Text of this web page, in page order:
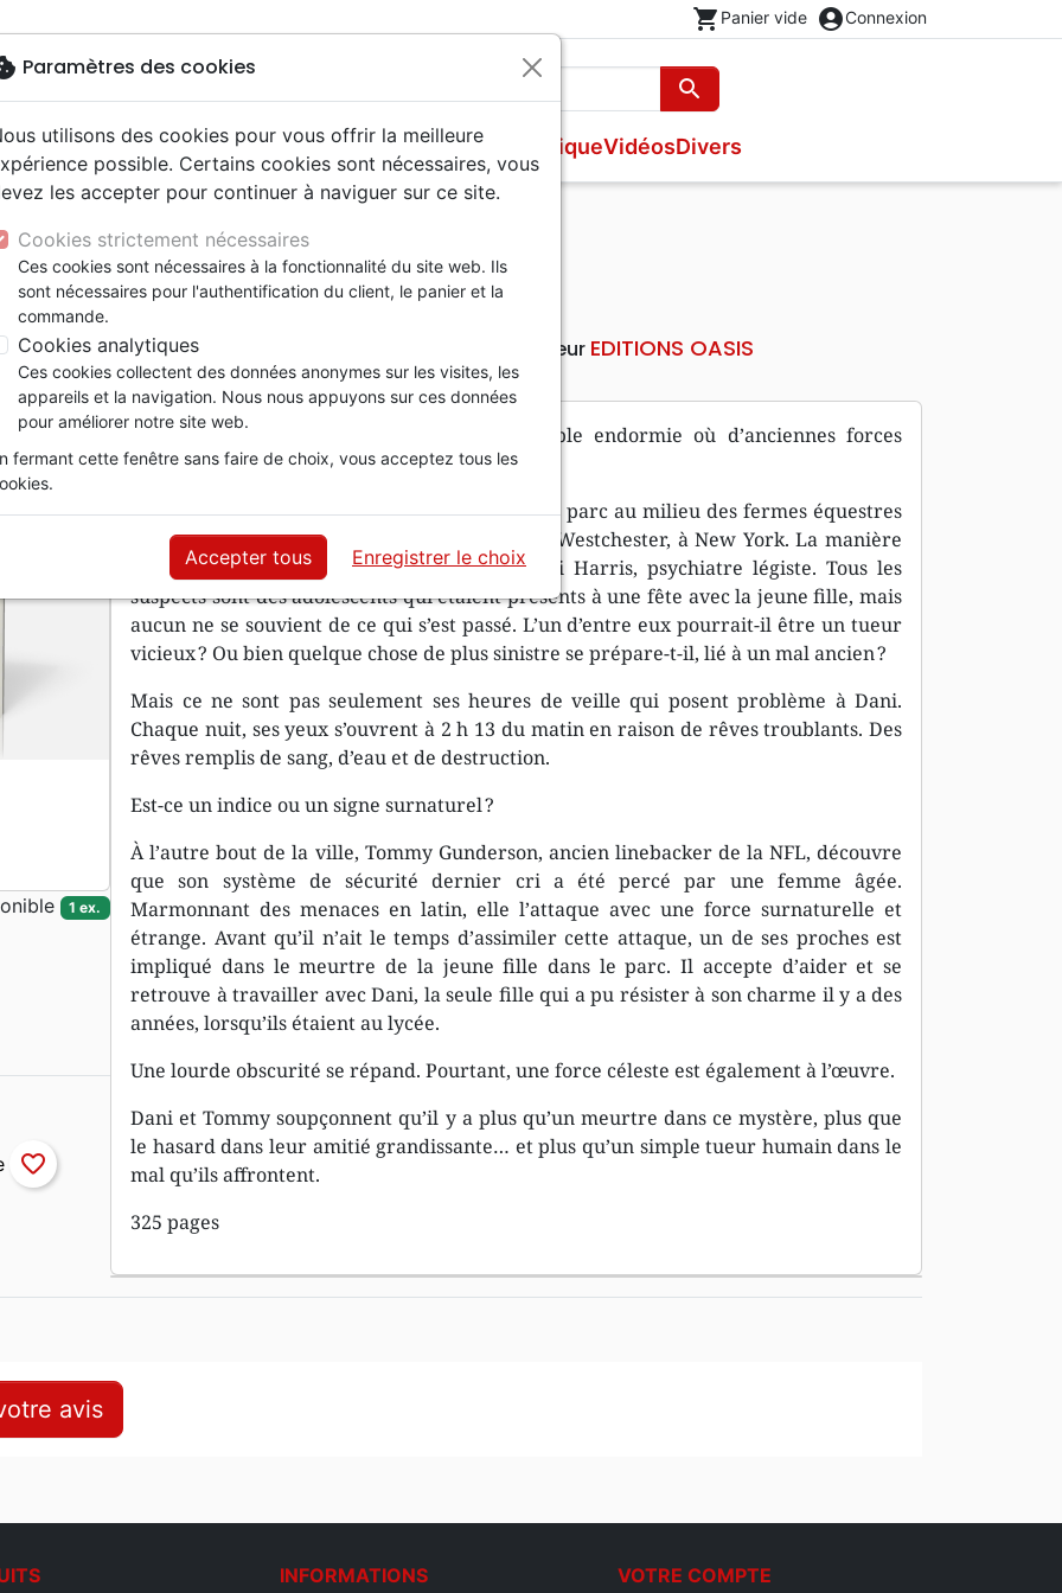
shopping_cart Panier vide account_circleConnexion
search
Rechercher
NouveautésBibles
courant
Français fondamental
Autres versions
Bibles d'étude
Bibles audio
Livres
société, politique
adoration, louange
santé
Famille, couple
Israël, Messianique
Evangelisation
Témoignages, biographies
Jeunesse
ans
jeunes
Enseignement jeunesse
Livres d'activités
CD Jeunesse
Musique
hop
Noël, Musique de fête
Jeunesse
Compilations
Vidéos
vraies, témoignages
reportages
Concerts, spectacles
Enseignement, conférences
Divers
cadeaux
Accessoires de Bible
Heures de réveil
Référence Editeur EDITIONS OASIS
Description Détails du produit
Bienvenue à East Salem. Une ville qui semble endormie où d’anciennes forces
surnaturelles se réveillent.
Une lycéenne est retrouvée assassinée dans un parc au milieu des fermes équestres
et des riches demeures du nord du comté de Westchester, à New York. La manière
choquante dont elle a été tuée intrigue Dani Harris, psychiatre légiste. Tous les
suspects sont des adolescents qui étaient présents à une fête avec la jeune fille, mais
aucun ne se souvient de ce qui s’est passé. L’un d’entre eux pourrait-il être un tueur
vicieux ? Ou bien quelque chose de plus sinistre se prépare-t-il, lié à un mal ancien ?
Mais ce ne sont pas seulement ses heures de veille qui posent problème à Dani.
Chaque nuit, ses yeux s’ouvrent à 2 h 13 du matin en raison de rêves troublants. Des
rêves remplis de sang, d’eau et de destruction.
Est-ce un indice ou un signe surnaturel ?
À l’autre bout de la ville, Tommy Gunderson, ancien linebacker de la NFL, découvre
que son système de sécurité dernier cri a été percé par une femme âgée.
Marmonnant des menaces en latin, elle l’attaque avec une force surnaturelle et
étrange. Avant qu’il n’ait le temps d’assimiler cette attaque, un de ses proches est
impliqué dans le meurtre de la jeune fille dans le parc. Il accepte d’aider et se
retrouve à travailler avec Dani, la seule fille qui a pu résister à son charme il y a des
années, lorsqu’ils étaient au lycée.
Une lourde obscurité se répand. Pourtant, une force céleste est également à l’œuvre.
Dani et Tommy soupçonnent qu’il y a plus qu’un meurtre dans ce mystère, plus que
le hasard dans leur amitié grandissante… et plus qu’un simple tueur humain dans le
mal qu’ils affrontent.
325 pages
1 ex.
favorite_border
avis
INFORMATIONS VOTRE COMPTE
Paramètres des cookies
utilisons des cookies pour vous offrir la meilleure
possible. Certains cookies sont nécessaires, vous
les accepter pour continuer à naviguer sur ce site.
Cookies strictement nécessaires
Ces cookies sont nécessaires à la fonctionnalité du site web. Ils
sont nécessaires pour l'authentification du client, le panier et la
commande.
Cookies analytiques
Ces cookies collectent des données anonymes sur les visites, les
appareils et la navigation. Nous nous appuyons sur ces données
pour améliorer notre site web.
fermant cette fenêtre sans faire de choix, vous acceptez tous les
Accepter tous Enregistrer le choix